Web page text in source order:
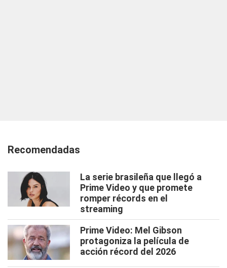
Recomendadas
La serie brasileña que llegó a
Prime Video y que promete
romper récords en el
streaming
Prime Video: Mel Gibson
protagoniza la película de
acción récord del 2026